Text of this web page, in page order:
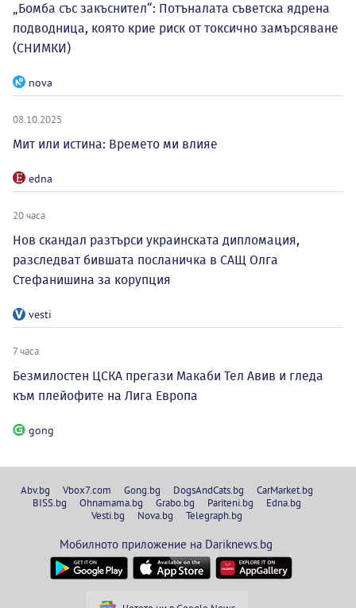
„Бомба със закъснител“: Потъналата съветска ядрена
подводница, която крие риск от токсично замърсяване
(СНИМКИ)
nova
08.10.2025
Мит или истина: Времето ми влияе
edna
20 часа
Нов скандал разтърси украинската дипломация,
разследват бившата посланичка в САЩ Олга
Стефанишина за корупция
vesti
7 часа
Безмилостен ЦСКА прегази Макаби Тел Авив и гледа
към плейофите на Лига Европа
gong
Abv.bg Vbox7.com Gong.bg DogsAndCats.bg
CarMarket.bg
BISS.bg
Ohnamama.bg Grabo.bg Pariteni.bg
Edna.bg
Vesti.bg
Nova.bg Telegraph.bg
Мобилното приложение на Dariknews.bg